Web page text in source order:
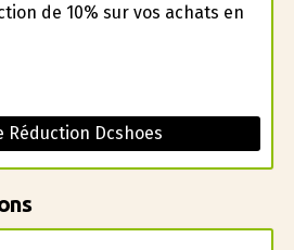
de 10% sur vos achats en
Réduction Dcshoes